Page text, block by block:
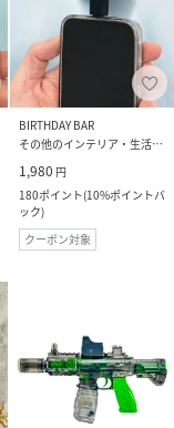
BIRTHDAY BAR
その他のインテリア・生活雑貨
1,980 円
180ポイント(10%ポイントバ
ック)
クーポン対象